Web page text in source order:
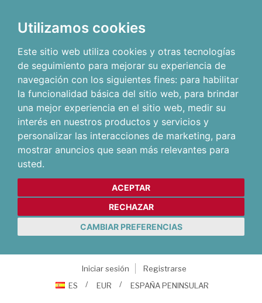
Utilizamos cookies
Este sitio web utiliza cookies y otras tecnologías
de seguimiento para mejorar su experiencia de
navegación con los siguientes fines: para habilitar
la funcionalidad básica del sitio web, para brindar
una mejor experiencia en el sitio web, medir su
interés en nuestros productos y servicios y
personalizar las interacciones de marketing, para
mostrar anuncios que sean más relevantes para
usted.
ACEPTAR
RECHAZAR
CAMBIAR PREFERENCIAS
Iniciar sesión
Registrarse
ES
EUR ESPAÑA PENINSULAR